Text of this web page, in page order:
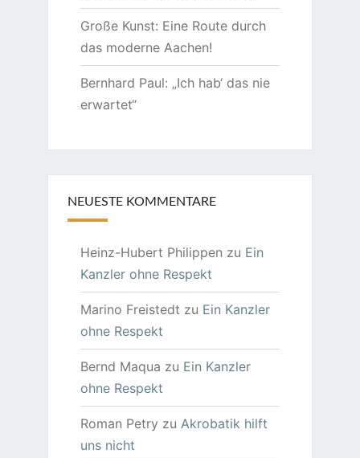
Große Kunst: Eine Route durch
das moderne Aachen!
Bernhard Paul: „Ich hab‘ das nie
erwartet“
NEUESTE KOMMENTARE
Heinz-Hubert Philippen zu Ein
Kanzler ohne Respekt
Marino Freistedt zu Ein Kanzler
ohne Respekt
Bernd Maqua zu Ein Kanzler
ohne Respekt
Roman Petry zu Akrobatik hilft
uns nicht